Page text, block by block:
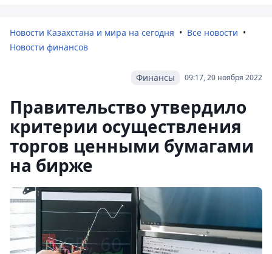
Новости Казахстана и мира на сегодня
Все новости
Новости финансов
09:17, 20 ноября 2022
Финансы
Правительство утвердило
критерии осуществления
торгов ценными бумагами
на бирже